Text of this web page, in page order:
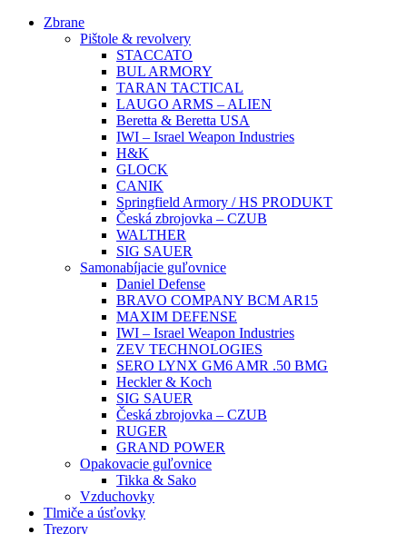
PreskočiťZbrane
Pištole & revolvery
STACCATO
BUL ARMORY
TARAN TACTICAL
LAUGO ARMS – ALIEN
Beretta & Beretta USA
IWI – Israel Weapon Industries
H&K
GLOCK
CANIK
Springfield Armory / HS PRODUKT
Česká zbrojovka – CZUB
WALTHER
SIG SAUER
Samonabíjacie guľovnice
Daniel Defense
BRAVO COMPANY BCM AR15
MAXIM DEFENSE
IWI – Israel Weapon Industries
ZEV TECHNOLOGIES
SERO LYNX GM6 AMR .50 BMG
Heckler & Koch
SIG SAUER
Česká zbrojovka – CZUB
RUGER
GRAND POWER
Opakovacie guľovnice
Tikka & Sako
Vzduchovky
Tlmiče a úsťovky
Trezory